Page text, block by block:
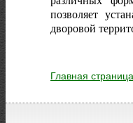
позволяет
дворовой
Главная страница